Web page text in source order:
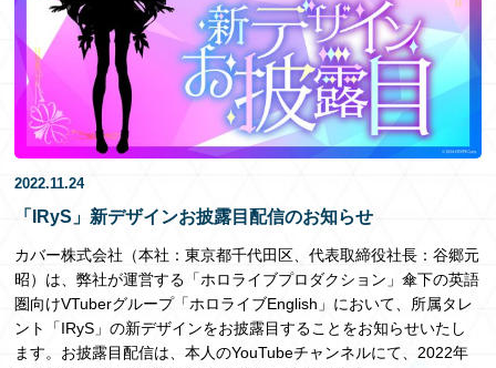
VIDEOS
MUSIC
GOODS
SPECIAL
EN
2022.11.24
「IRyS」新デザインお披露目配信のお知らせ
カバー株式会社（本社：東京都千代田区、代表取締役社長：谷郷元
昭）は、弊社が運営する「ホロライブプロダクション」傘下の英語
圏向けVTuberグループ「ホロライブEnglish」において、所属タレ
ント「IRyS」の新デザインをお披露目することをお知らせいたし
ます。お披露目配信は、本人のYouTubeチャンネルにて、2022年